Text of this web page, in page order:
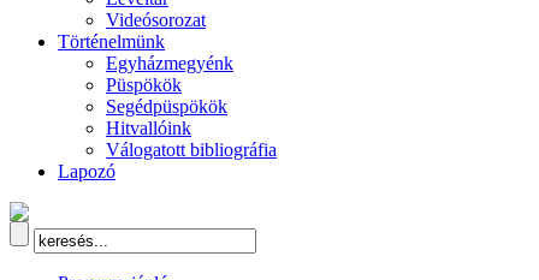
Videósorozat
Történelmünk
Egyházmegyénk
Püspökök
Segédpüspökök
Hitvallóink
Válogatott bibliográfia
Lapozó